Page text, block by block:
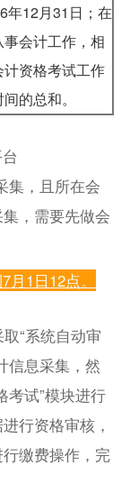
年12月31日；在
会计工作，相
资格考试工作
的总和。
集，且所在会
，需要先做会
1日12点。
“系统自动审
信息采集，然
考试”模块进行
行资格审核，
缴费操作，完